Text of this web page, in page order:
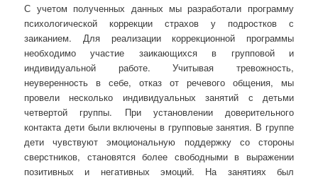
С учетом полученных данных мы разработали программу
психологической коррекции страхов у подростков с
заиканием. Для реализации коррекционной программы
необходимо участие заикающихся в групповой и
индивидуальной работе. Учитывая тревожность,
неуверенность в себе, отказ от речевого общения, мы
провели несколько индивидуальных занятий с детьми
четвертой группы. При установлении доверительного
контакта дети были включены в групповые занятия. В группе
дети чувствуют эмоциональную поддержку со стороны
сверстников, становятся более свободными в выражении
позитивных и негативных эмоций. На занятиях был